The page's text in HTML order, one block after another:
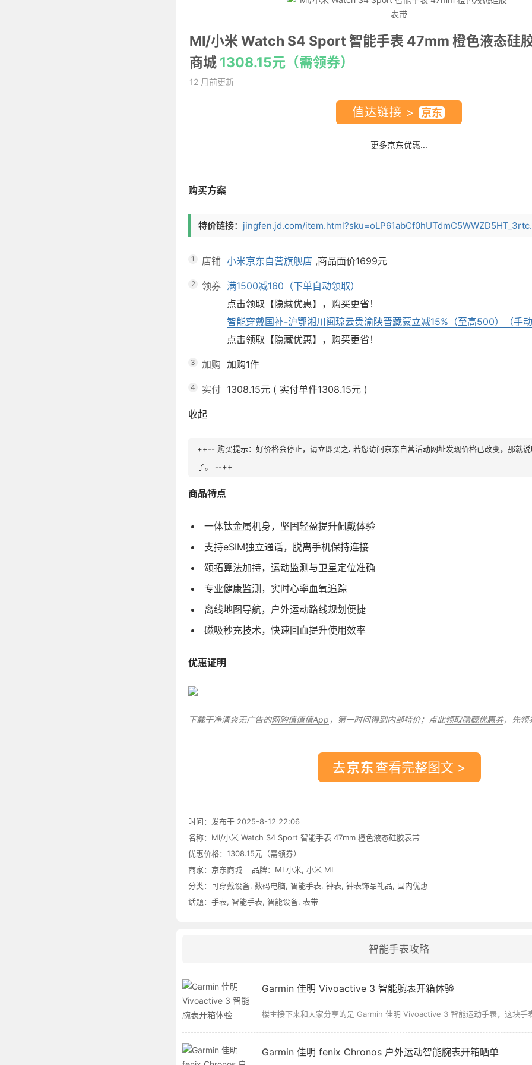
MI/小米 Watch S4 Sport 智能手表 47mm 橙色液态硅
商城 1308.15元（需领券）
12 月前更新
值达链接 >
更多京东优惠...
购买方案
特价链接： jingfen.jd.com/
1 店铺 小米京东自营旗舰店 ,商品面价1699元
2 领券 满1500减160（下单自动领取）
点击领取【隐藏优惠】，购买更省！
智能穿戴国补-沪鄂湘川闽琼云贵渝陕晋藏蒙立减15%（至高500）（手动
点击领取【隐藏优惠】，购买更省！
3 加购 加购1件
4 实付 1308.15元 ( 实付单件1308.15元 )
收起
++-- 购买提示：好价格会停止，请立即买之. 若您访问京东自营活动网址发现价格已改变，那就
了。 --++
商品特点
一体钛金属机身，坚固轻盈提升佩戴体验
支持eSIM独立通话，脱离手机保持连接
颂拓算法加持，运动监测与卫星定位准确
专业健康监测，实时心率血氧追踪
离线地图导航，户外运动路线规划便捷
磁吸秒充技术，快速回血提升使用效率
优惠证明
下载干净清爽无广告的网购值值值App ，第一时间得到内部特价；点此领取隐藏优惠券，先领
去 查看完整图文 >
时间：发布于 2025-8-12 22:06
名称： MI/小米 Watch S4 Sport 智能手表 47mm 橙色液态硅胶表带
优惠价格： 1308.15元（需领券）
商家： 京东商城 品牌： MI 小米, 小米 MI
分类： 可穿戴设备, 数码电脑, 智能手表, 钟表, 钟表饰品礼品, 国内优惠
话题： 手表, 智能手表, 智能设备, 表带
智能手表攻略
Garmin 佳明 Vivoactive 3 智能腕表开箱体验
楼主接下来和大家分享的是 Garmin 佳明 Vivoactive 3 智能运动手表，这块手
Garmin 佳明 fenix Chronos 户外运动智能腕表开箱晒单